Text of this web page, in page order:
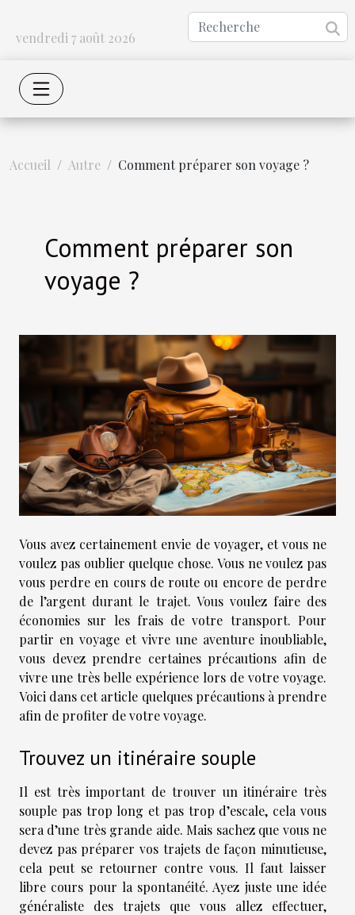
vendredi 7 août 2026
Accueil Autre Comment préparer son voyage ?
Comment préparer son
voyage ?
Vous avez certainement envie de voyager, et vous ne
voulez pas oublier quelque chose. Vous ne voulez pas
vous perdre en cours de route ou encore de perdre
de l’argent durant le trajet. Vous voulez faire des
économies sur les frais de votre transport. Pour
partir en voyage et vivre une aventure inoubliable,
vous devez prendre certaines précautions afin de
vivre une très belle expérience lors de votre voyage.
Voici dans cet article quelques précautions à prendre
afin de profiter de votre voyage.
Trouvez un itinéraire souple
Il est très important de trouver un itinéraire très
souple pas trop long et pas trop d’escale, cela vous
sera d’une très grande aide. Mais sachez que vous ne
devez pas préparer vos trajets de façon minutieuse,
cela peut se retourner contre vous. Il faut laisser
libre cours pour la spontanéité. Ayez juste une idée
généraliste des trajets que vous allez effectuer,